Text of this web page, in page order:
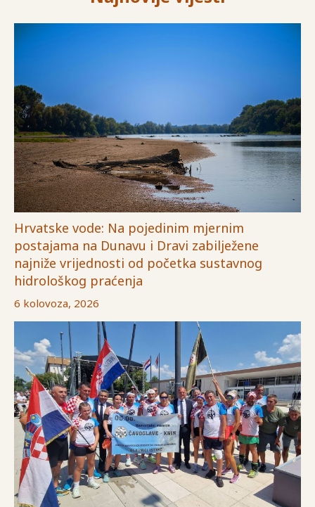
Hrvatske vode: Na pojedinim mjernim
postajama na Dunavu i Dravi zabilježene
najniže vrijednosti od početka sustavnog
hidrološkog praćenja
6 kolovoza, 2026